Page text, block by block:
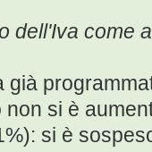
dell'Iva come
già
si è
si è